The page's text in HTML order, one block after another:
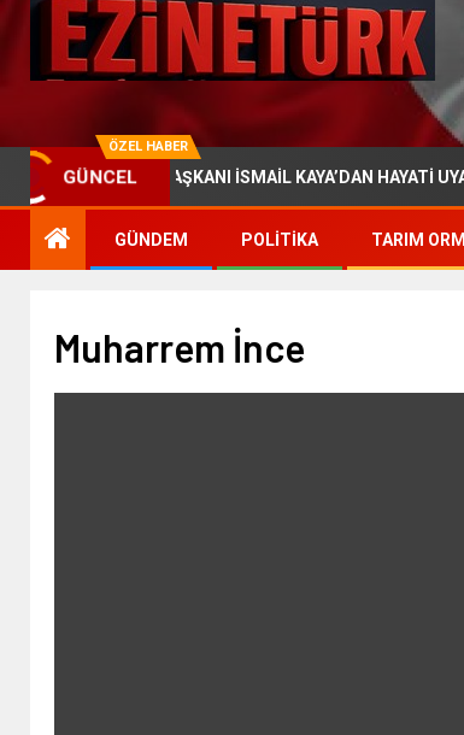
ÖZEL HABER
GÜNCEL
İL BAŞKANI İSMAİL KAYA’DAN HAYATİ UYARI: “EN
GÜNDEM POLITIKA TARIM
Muharrem İnce